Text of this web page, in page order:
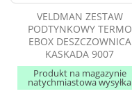
VELDMAN ZESTAW
PODTYNKOWY TERMO
EBOX DESZCZOWNICA
KASKADA 9007
Produkt na magazynie
natychmiastowa wysyłka